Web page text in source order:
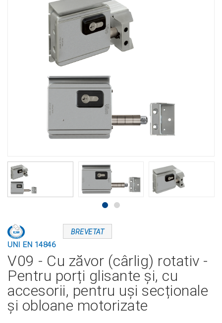
UNI EN 14846
BREVETAT
V09 - Cu zăvor (cârlig) rotativ -
Pentru porți glisante și, cu
accesorii, pentru uși secționale
și obloane motorizate